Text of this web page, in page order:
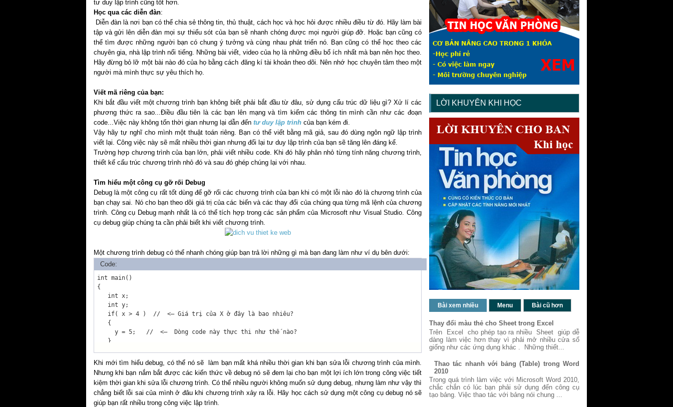
tư duy lập trình cũng tốt hơn.
Học qua các diễn đàn:
Diễn đàn là nơi bạn có thể chia sẻ thông tin, thủ thuật, cách học và học hỏi được nhiều điều từ đó. Hãy làm bài
tập và gửi lên diễn đàn mọi sự thiếu sót của bạn sẽ nhanh chóng được mọi người giúp đỡ. Hoặc bạn cũng có
thể tìm được những người bạn có chung ý tưởng và cùng nhau phát triển nó. Bạn cũng có thể học theo các
chuyên gia, nhà lập trình nổi tiếng. Những bài viết, video của họ là những điều bổ ích nhất mà bạn nên học theo.
Hãy đừng bỏ lỡ một bài nào đó của họ bằng cách đăng kí tài khoản theo dõi. Nên nhớ học chuyên tâm theo một
người mà mình thực sự yêu thích họ.
Viết mã riêng của bạn:
Khi bắt đầu viết một chương trình bạn không biết phải bắt đầu từ đâu, sử dụng cấu trúc dữ liệu gì? Xử lí các
phương thức ra sao...Điều đầu tiên là các bạn lên mạng và tìm kiếm các thông tin mình cần như các đoạn
code...Việc này không tốn thời gian nhưng lại dẫn đến tư duy lập trình của bạn kém đi.
Vậy hãy tự nghĩ cho mình một thuật toán riêng. Bạn có thể viết bằng mã giả, sau đó dùng ngôn ngữ lập trình
viết lại. Công việc này sẽ mất nhiều thời gian nhưng đổi lại tư duy lập trình của bạn sẽ tăng lên đáng kể.
Trường hợp chương trình của bạn lớn, phải viết nhiều code. Khi đó hãy phân nhỏ từng tính năng chương trình,
thiết kế cấu trúc chương trình nhỏ đó và sau đó ghép chúng lại với nhau.
Tìm hiểu một công cụ gỡ rối Debug
Debug là một công cụ rất tốt dùng để gỡ rối các chương trình của bạn khi có một lỗi nào đó là chương trình của
bạn chạy sai. Nó cho bạn theo dõi giá trị của các biến và các thay đổi của chúng qua từng mã lệnh của chương
trình. Công cụ Debug mạnh nhất là có thể tích hợp trong các sản phẩm của Microsoft như Visual Studio. Công
cụ debug giúp chúng ta cần phải biết khi viết chương trình.
Một chương trình debug có thể nhanh chóng giúp bạn trả lời những gì mà bạn đang làm như ví dụ bên dưới:
Code:
int main()
{
   int x;
   int y;
   if( x > 4 )  //  <— Giá trị của X ở đây là bao nhiêu?
   {
     y = 5;   //  <—  Dòng code này thực thi như thế nào?
   }
Khi mới tìm hiểu debug, có thể nó sẽ làm bạn mất khá nhiều thời gian khi bạn sửa lỗi chương trình của mình.
Nhưng khi bạn nắm bắt được các kiến thức về debug nó sẽ đem lại cho bạn một lợi ích lớn trong công việc tiết
kiệm thời gian khi sửa lỗi chương trình. Có thể nhiều người không muốn sử dụng debug, nhưng làm như vậy thì
chẳng biết lỗi sai của mình ở đâu khi chương trình xảy ra lỗi. Hãy học cách sử dụng một công cụ debug nó sẽ
giúp bạn rất nhiều trong công việc lập trình.
LỜI KHUYÊN KHI HỌC
Bài xem nhiều Menu Bài cũ hơn
Thay đổi màu thẻ cho Sheet trong Excel
Trên Excel cho phép tạo ra nhiều Sheet giúp dễ
dàng làm việc hơn thay vì phải mở nhiều cửa sổ
giống như các ứng dụng khác . Những thiết...
Thao tác nhanh với bảng (Table) trong Word
2010
Trong quá trình làm việc với Microsoft Word 2010,
chắc chắn có lúc bạn phải sử dụng đến công cụ
tạo bảng. Việc thao tác với bảng nói chung ...